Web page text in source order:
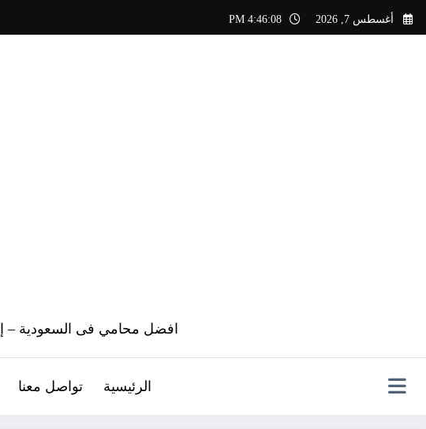
التجاوز
إلى
أغسطس 7, 2026 4:46:08 PM
افضل محامي فى السعودية –
الرئيسية تواصل معنا